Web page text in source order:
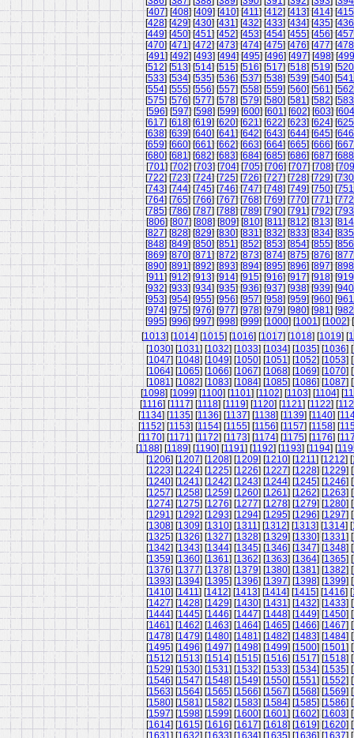
[407] [408] [409] [410] [411] [412] [413] [414] [415
[428] [429] [430] [431] [432] [433] [434] [435] [436
[449] [450] [451] [452] [453] [454] [455] [456] [457
[470] [471] [472] [473] [474] [475] [476] [477] [478
[491] [492] [493] [494] [495] [496] [497] [498] [499
[512] [513] [514] [515] [516] [517] [518] [519] [520
[533] [534] [535] [536] [537] [538] [539] [540] [541
[554] [555] [556] [557] [558] [559] [560] [561] [562
[575] [576] [577] [578] [579] [580] [581] [582] [583
[596] [597] [598] [599] [600] [601] [602] [603] [604
[617] [618] [619] [620] [621] [622] [623] [624] [625
[638] [639] [640] [641] [642] [643] [644] [645] [646
[659] [660] [661] [662] [663] [664] [665] [666] [667
[680] [681] [682] [683] [684] [685] [686] [687] [688
[701] [702] [703] [704] [705] [706] [707] [708] [709
[722] [723] [724] [725] [726] [727] [728] [729] [730
[743] [744] [745] [746] [747] [748] [749] [750] [751
[764] [765] [766] [767] [768] [769] [770] [771] [772
[785] [786] [787] [788] [789] [790] [791] [792] [793
[806] [807] [808] [809] [810] [811] [812] [813] [814
[827] [828] [829] [830] [831] [832] [833] [834] [835
[848] [849] [850] [851] [852] [853] [854] [855] [856
[869] [870] [871] [872] [873] [874] [875] [876] [877
[890] [891] [892] [893] [894] [895] [896] [897] [898
[911] [912] [913] [914] [915] [916] [917] [918] [919
[932] [933] [934] [935] [936] [937] [938] [939] [940
[953] [954] [955] [956] [957] [958] [959] [960] [961
[974] [975] [976] [977] [978] [979] [980] [981] [982
[995] [996] [997] [998] [999] [1000] [1001] [1002] [
[1013] [1014] [1015] [1016] [1017] [1018] [1019] [
[1030] [1031] [1032] [1033] [1034] [1035] [1036] [
[1047] [1048] [1049] [1050] [1051] [1052] [1053] [
[1064] [1065] [1066] [1067] [1068] [1069] [1070] [
[1081] [1082] [1083] [1084] [1085] [1086] [1087] [
[1098] [1099] [1100] [1101] [1102] [1103] [1104] [
[1116] [1117] [1118] [1119] [1120] [1121] [1122] [
[1134] [1135] [1136] [1137] [1138] [1139] [1140] [
[1152] [1153] [1154] [1155] [1156] [1157] [1158] [
[1170] [1171] [1172] [1173] [1174] [1175] [1176] [
[1188] [1189] [1190] [1191] [1192] [1193] [1194] [
[1206] [1207] [1208] [1209] [1210] [1211] [1212] [
[1223] [1224] [1225] [1226] [1227] [1228] [1229] [
[1240] [1241] [1242] [1243] [1244] [1245] [1246] [
[1257] [1258] [1259] [1260] [1261] [1262] [1263] [
[1274] [1275] [1276] [1277] [1278] [1279] [1280] [
[1291] [1292] [1293] [1294] [1295] [1296] [1297] [
[1308] [1309] [1310] [1311] [1312] [1313] [1314] [
[1325] [1326] [1327] [1328] [1329] [1330] [1331] [
[1342] [1343] [1344] [1345] [1346] [1347] [1348] [
[1359] [1360] [1361] [1362] [1363] [1364] [1365] [
[1376] [1377] [1378] [1379] [1380] [1381] [1382] [
[1393] [1394] [1395] [1396] [1397] [1398] [1399] [
[1410] [1411] [1412] [1413] [1414] [1415] [1416] [
[1427] [1428] [1429] [1430] [1431] [1432] [1433] [
[1444] [1445] [1446] [1447] [1448] [1449] [1450] [
[1461] [1462] [1463] [1464] [1465] [1466] [1467] [
[1478] [1479] [1480] [1481] [1482] [1483] [1484] [
[1495] [1496] [1497] [1498] [1499] [1500] [1501] [
[1512] [1513] [1514] [1515] [1516] [1517] [1518] [
[1529] [1530] [1531] [1532] [1533] [1534] [1535] [
[1546] [1547] [1548] [1549] [1550] [1551] [1552] [
[1563] [1564] [1565] [1566] [1567] [1568] [1569] [
[1580] [1581] [1582] [1583] [1584] [1585] [1586] [
[1597] [1598] [1599] [1600] [1601] [1602] [1603] [
[1614] [1615] [1616] [1617] [1618] [1619] [1620] [
[1631] [1632] [1633] [1634] [1635] [1636] [1637] [